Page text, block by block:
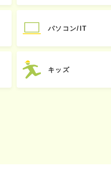
パソコン/IT
キッズ